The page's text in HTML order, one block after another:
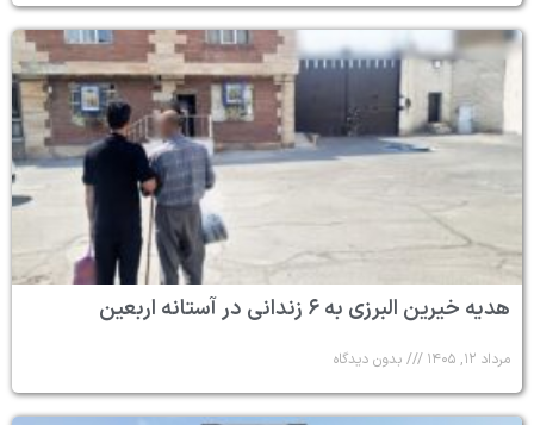
هدیه خیرین البرزی به ۶ زندانی در آستانه اربعین
مرداد ۱۲, ۱۴۰۵ بدون دیدگاه